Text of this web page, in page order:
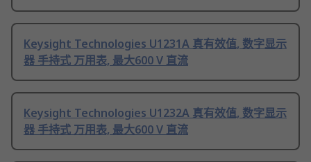
Keysight Technologies U1231A 真有效值, 数字显示
器 手持式 万用表, 最大600 V 直流
Keysight Technologies U1232A 真有效值, 数字显示
器 手持式 万用表, 最大600 V 直流